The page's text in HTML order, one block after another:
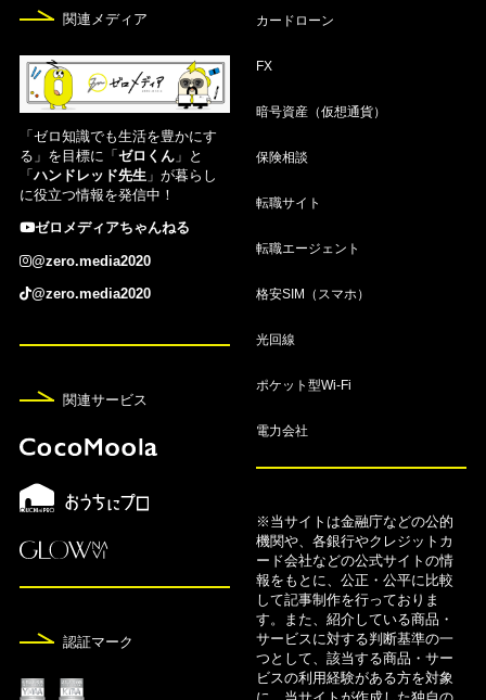
空港ラウンジが無料のおすすめクレジットカード1
2選！使い方も紹介
8月7日
家族カードおすすめ20選！夫婦でお得な人気クレ
カを比較【2026年8月】
【2026年8月】PASMOオートチャージできるクレ
FX自動売買おすすめランキング！人気ツールや口
FX口座9社のスワップポイント比較ランキング【2
【2026年8月】FXのキャンペーン・キャッシュバ
8月5日
カードローン
FX
暗号資産（仮想通貨）
保険相談
転職サイト
転職エージェント
格安SIM（スマホ）
光回線
ポケット型Wi-Fi
電力会社
関連メディア
「ゼロ知識でも生活を豊かにす
る」を目標に「 ゼロくん」と
「 ハンドレッド先生 」が暮らし
に役立つ情報を発信中！
ゼロメディアちゃんねる
@zero.media2020
@zero.media2020
関連サービス
※当サイトは金融庁などの公的
機関や、各銀行やクレジットカ
ード会社などの公式サイトの情
報をもとに、公正・公平に比較
して記事制作を行っておりま
す。また、紹介している商品・
サービスに対する判断基準の一
つとして、該当する商品・サー
ビスの利用経験がある方を対象
認証マーク